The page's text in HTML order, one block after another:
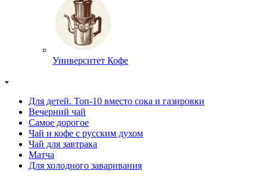
Университет Кофе
Для детей. Топ-10 вместо сока и газировки
Вечерний чай
Самое дорогое
Чай и кофе с русским духом
Чай для завтрака
Матча
Для холодного заваривания